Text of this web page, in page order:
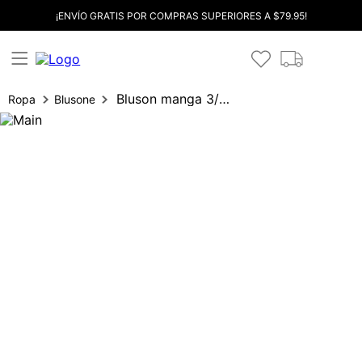
¡ENVÍO GRATIS POR COMPRAS SUPERIORES A $79.95!
Ropa Blusones Bluson manga 3/4 con flores